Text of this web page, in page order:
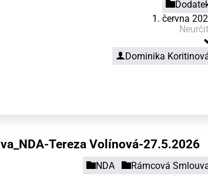
1. června
Dominika
Tereza Volínová-27.5.2026
NDA
Rámcová